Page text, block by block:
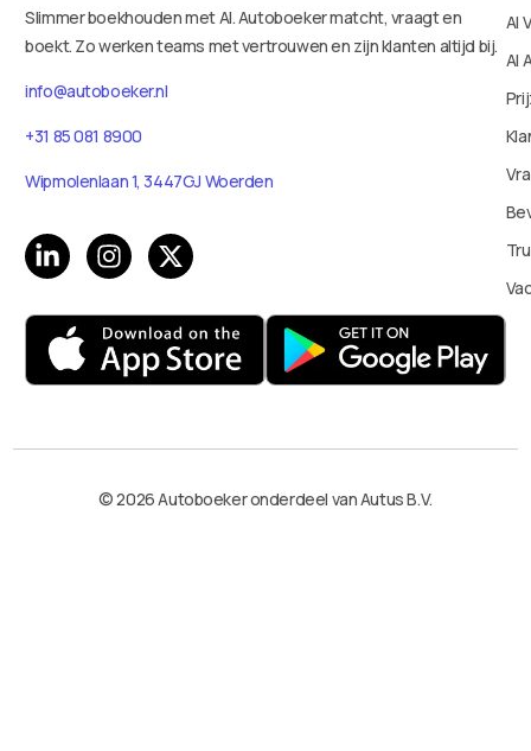
Slimmer boekhouden met AI. Autoboeker matcht, vraagt en
boekt. Zo werken teams met vertrouwen en zijn klanten altijd bij.
info@autoboeker.nl
+31 85 081 8900
Wipmolenlaan 1, 3447GJ Woerden
AI
AI
© 2026 Autoboeker onderdeel van Autus B.V.